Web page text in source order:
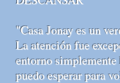
"Casa Jonay es un
La atención fue
entorno
puedo esperar para